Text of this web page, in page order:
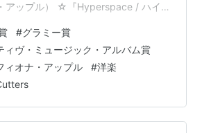
アップル） ☆『Hyperspace / ハイパ
ー・ブリジャーズ） ☆『Jaime / ジ
Howard（ブリタニー・ハワード）
（テーム・インパラ） 🎵アルバ…
#グラミー賞
ィヴ・ミュージック・アルバム賞
ィオナ・アップル #洋楽